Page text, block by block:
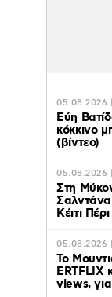
05.08.2026
Εύη
κόκκινο
(βίντεο)
05.08.2026
Στη
Κέιτι
05.08.2026
Το
ERTFLIX
views,